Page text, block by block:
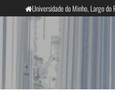
para
Universidade do Minho, Largo
InclusiveCourts